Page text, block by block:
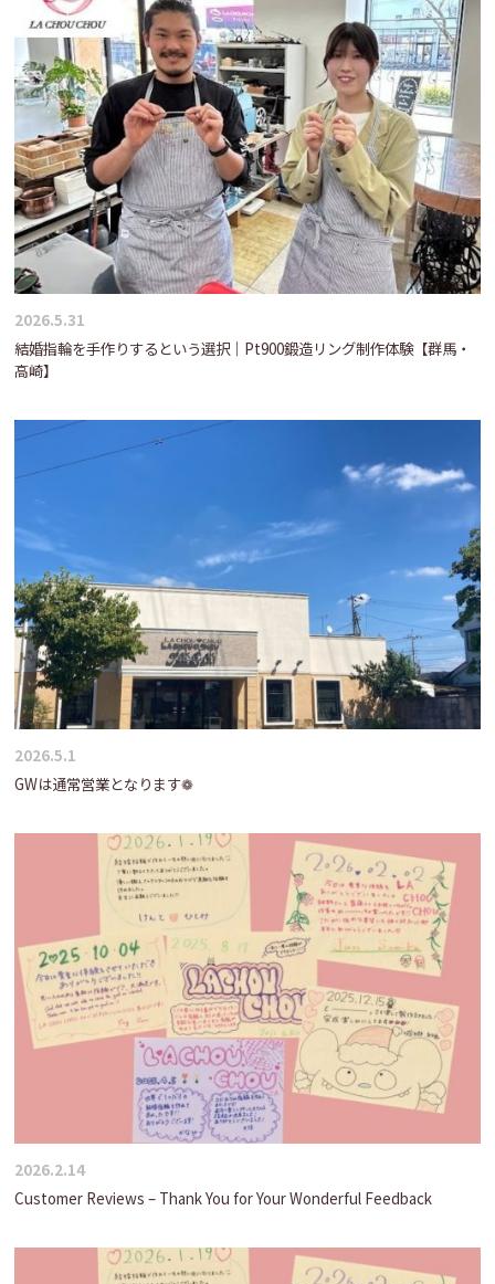
2026.5.31
結婚指輪を手作りするという選択｜Pt900鍛造リング制作体験【群馬・
高崎】
2026.5.1
GWは通常営業となります❁
2026.2.14
Customer Reviews – Thank You for Your Wonderful Feedback